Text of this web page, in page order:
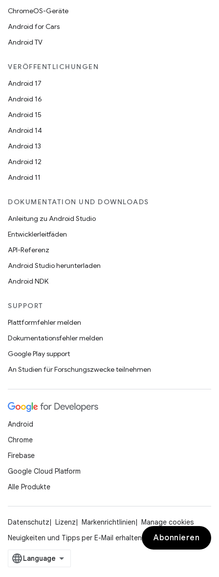
ChromeOS-Geräte
Android for Cars
Android TV
VERÖFFENTLICHUNGEN
Android 17
Android 16
Android 15
Android 14
Android 13
Android 12
Android 11
DOKUMENTATION UND DOWNLOADS
Anleitung zu Android Studio
Entwicklerleitfäden
API-Referenz
Android Studio herunterladen
Android NDK
SUPPORT
Plattformfehler melden
Dokumentationsfehler melden
Google Play support
An Studien für Forschungszwecke teilnehmen
Android
Chrome
Firebase
Google Cloud Platform
Alle Produkte
Datenschutz Lizenz Markenrichtlinien
Manage cookies
Neuigkeiten und Tipps per E-Mail erhalten
Abonnieren